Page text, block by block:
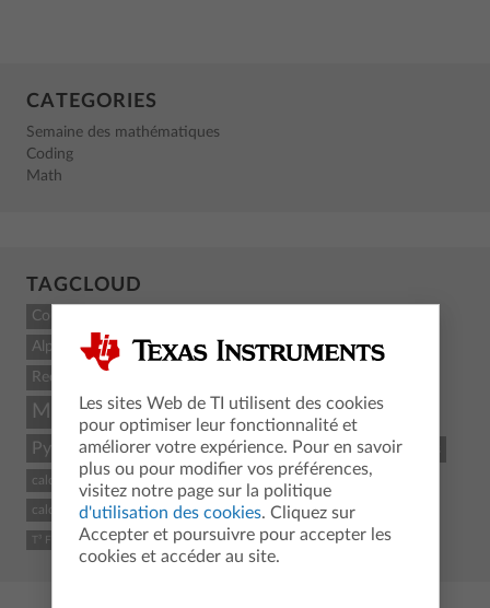
CATEGORIES
Semaine des mathématiques
Coding
Math
TAGCLOUD
Count
Alpha
Recent
Mathématiques MaClasseTI.fr Maths
Python Texas Instruments STEM Lycée Sciences
calculatrice graphique programmation Physique
calculatrice Coding Education enseignants T3 France
T³ France Enseignement
Les sites Web de TI utilisent des cookies
pour optimiser leur fonctionnalité et
améliorer votre expérience. Pour en savoir
plus ou pour modifier vos préférences,
visitez notre page sur la politique
d'utilisation des cookies. Cliquez sur
Accepter et poursuivre pour accepter les
cookies et accéder au site.